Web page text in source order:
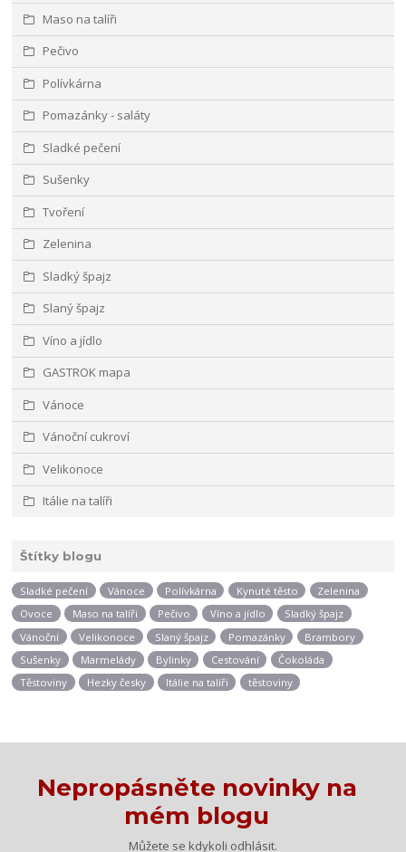
Maso na talíři
Pečivo
Polívkárna
Pomazánky - saláty
Sladké pečení
Sušenky
Tvoření
Zelenina
Sladký špajz
Slaný špajz
Víno a jídlo
GASTROK mapa
Vánoce
Vánoční cukroví
Velikonoce
Itálie na talíři
Štítky blogu
Sladké pečení Vánoce Polívkárna Kynuté těsto
Zelenina
Ovoce
Maso na talíři Pečivo Víno a jídlo
Sladký špajz
Vánoční
Velikonoce Slaný špajz Pomazánky
Brambory
Sušenky
Marmelády Bylinky Cestování
Čokoláda
Těstoviny
Hezky česky Itálie na talíři těstoviny
Nepropásněte novinky na
mém blogu
Můžete se kdykoli odhlásit.